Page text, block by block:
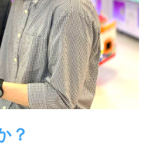
？